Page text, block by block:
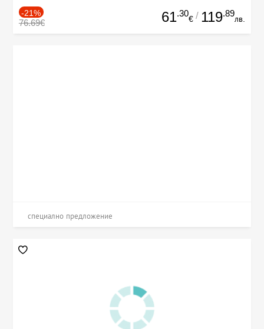
-21%
76.69€ 61.30
€ / 119.89
лв.
специално предложение